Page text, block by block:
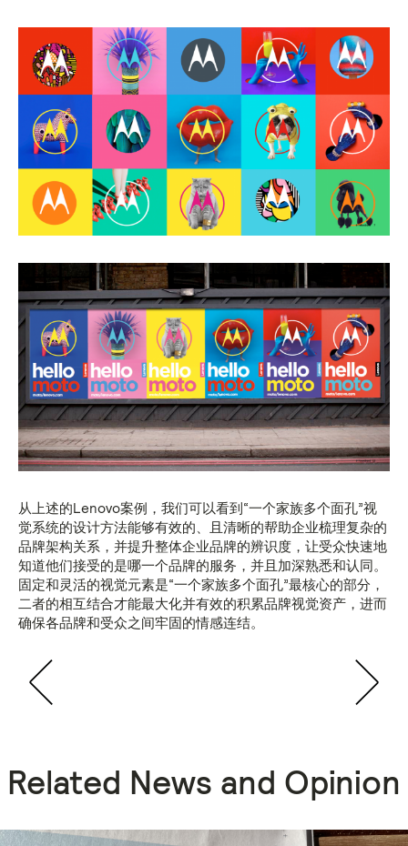
从上述的Lenovo案例，我们可以看到“一个家族多个面孔”视
觉系统的设计方法能够有效的、且清晰的帮助企业梳理复杂的
品牌架构关系，并提升整体企业品牌的辨识度，让受众快速地
知道他们接受的是哪一个品牌的服务，并且加深熟悉和认同。
固定和灵活的视觉元素是“一个家族多个面孔”最核心的部分，
二者的相互结合才能最大化并有效的积累品牌视觉资产，进而
确保各品牌和受众之间牢固的情感连结。
Related News and Opinion